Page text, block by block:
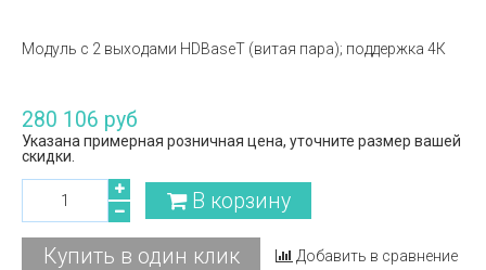
Модуль c 2 выходами HDBaseT (витая пара); поддержка 4К
280 106 руб
Указана примерная розничная цена, уточните размер вашей
скидки.
В корзину
Купить в один клик Добавить в сравнение